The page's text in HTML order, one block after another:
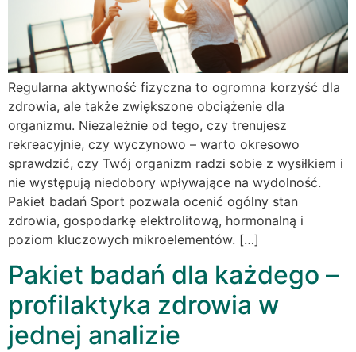
Regularna aktywność fizyczna to ogromna korzyść dla
zdrowia, ale także zwiększone obciążenie dla
organizmu. Niezależnie od tego, czy trenujesz
rekreacyjnie, czy wyczynowo – warto okresowo
sprawdzić, czy Twój organizm radzi sobie z wysiłkiem i
nie występują niedobory wpływające na wydolność.
Pakiet badań Sport pozwala ocenić ogólny stan
zdrowia, gospodarkę elektrolitową, hormonalną i
poziom kluczowych mikroelementów. […]
Pakiet badań dla każdego –
profilaktyka zdrowia w
jednej analizie